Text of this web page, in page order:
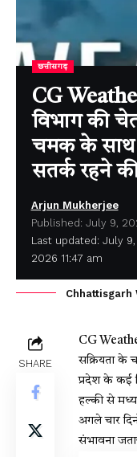
छत्तीसगढ़
CG
विभाग की
चमक के साथ
सतर्क रहने
Last updated: July 9,
2026 11:47 am
Arjun Mukherjee
Published: July 9,
Chhattisgarh
SHARE
CG
सक्रियता के
प्रदेश के कई
हल्की से
अगले चार
संभावना